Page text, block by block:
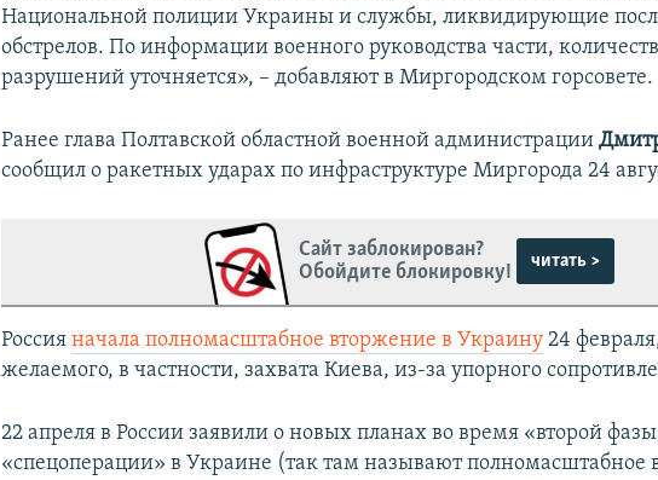
Национальной полиции Украины и службы, ликвидирующие
обстрелов. По информации военного руководства части,
разрушений уточняется», – добавляют в Миргородском горсовете.
Ранее глава Полтавской областной военной администрации
сообщил о ракетных ударах по инфраструктуре Миргорода 24
Сайт заблокирован?
Обойдите блокировку!
читать >
Россияначала полномасштабное вторжение в Украину 24
желаемого, в частности, захвата Киева, из-за упорного
22 апреля в России заявили о новых планах во время «второй
«спецоперации» в Украине (так там называют полномасштабное